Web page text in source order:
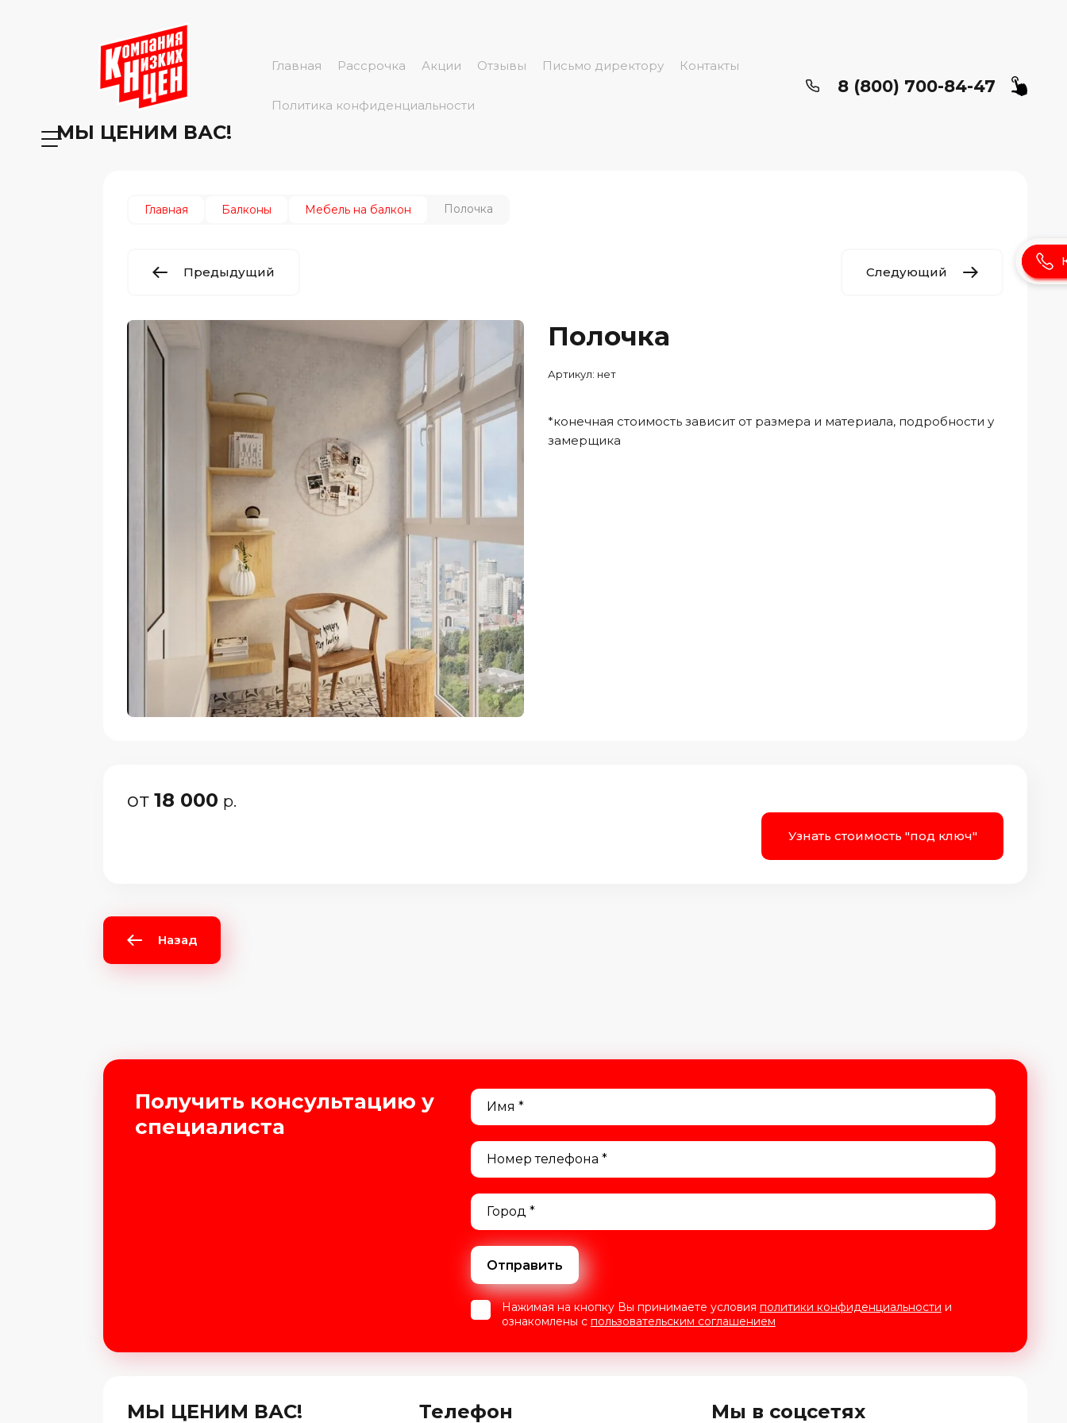
МЫ ЦЕНИМ ВАС!
Главная Рассрочка Акции Отзывы Письмо директору Контакты
Политика конфиденциальности
8 (800) 700-84-47
Главная Балконы Мебель на балкон Полочка
Предыдущий Следующий
Полочка
Артикул: нет
*конечная стоимость зависит от размера и материала, подробности у
замерщика
от 18 000 р.
Узнать стоимость "под ключ"
Назад
МЫ ЦЕНИМ ВАС! Телефон Мы в соцсетях
Получить консультацию у
специалиста
Нажимая на кнопку Вы принимаете условия политики конфиденциальности и
ознакомлены с пользовательским соглашением
Отправить